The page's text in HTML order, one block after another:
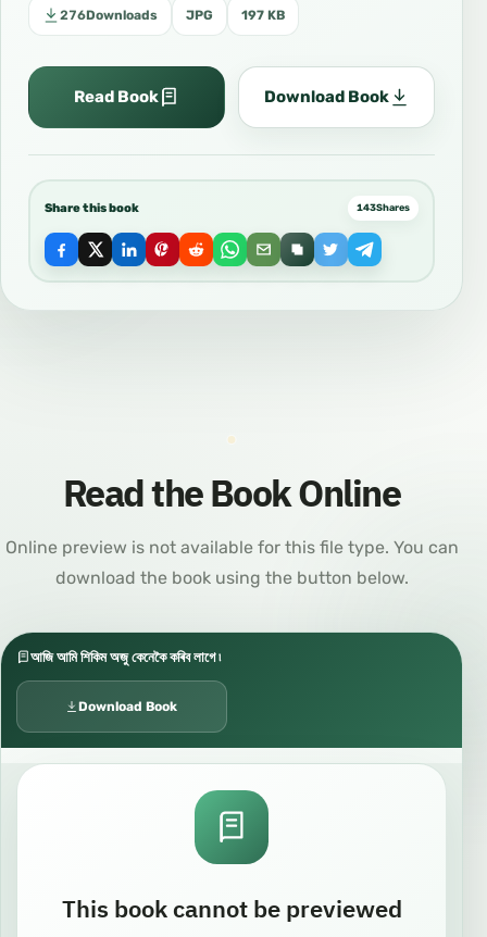
276Downloads JPG 197 KB
Read Book Download Book
Share this book 143Shares
Read the Book Online
Online preview is not available for this file type. You can
download the book using the button below.
আজি আমি শিকিম অজু কেনেকৈ কৰিব লাগে ৷
Download Book
This book cannot be previewed